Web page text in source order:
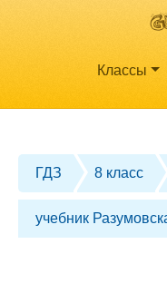
Классы
ГДЗ 8 класс
учебник